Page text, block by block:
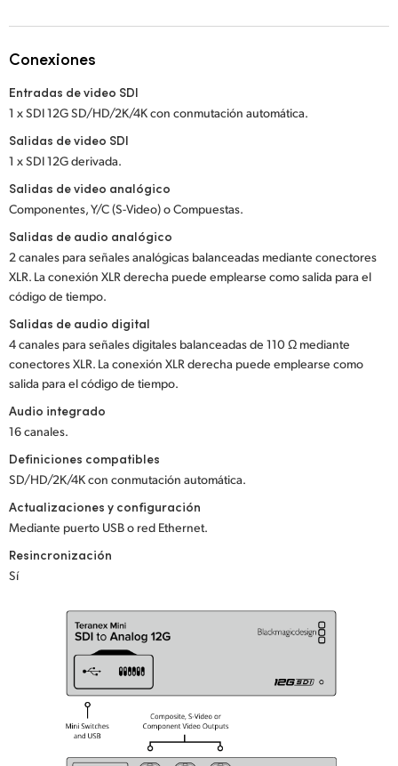
Netherlands
New Zealand
Norway
Poland
Portugal
South Africa
España
Turkey
Ukraine
United Kingdom
Conexiones
Entradas de video SDI
1 x SDI 12G SD/HD/2K/4K con conmutación automática.
Salidas de video SDI
1 x SDI 12G derivada.
Salidas de video analógico
Componentes, Y/C (S-Video) o Compuestas.
Salidas de audio analógico
2 canales para señales analógicas balanceadas mediante conectores
XLR. La conexión XLR derecha puede emplearse como salida para el
código de tiempo.
Salidas de audio digital
4 canales para señales digitales balanceadas de 110 Ω mediante
conectores XLR. La conexión XLR derecha puede emplearse como
salida para el código de tiempo.
Audio integrado
16 canales.
Definiciones compatibles
SD/HD/2K/4K con conmutación automática.
Actualizaciones y configuración
Mediante puerto USB o red Ethernet.
Resincronización
Sí